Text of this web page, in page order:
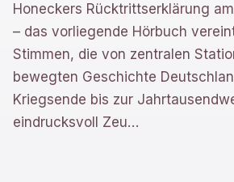
Honeckers Rücktrittserklärung
– das vorliegende Hörbuch
Stimmen, die von zentralen
bewegten Geschichte
Kriegsende bis zur
eindrucksvoll Zeu…